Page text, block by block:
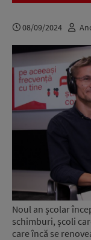
08/09/2024
Noul an școlar
schimburi, școli
care încă se